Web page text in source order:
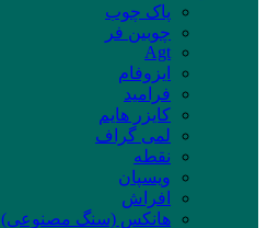
پاک چوب
چوبین فر
Agt
ایزوفام
فرامید
کایزر هایم
لمی گراف
نقطه
ویسپان
افراش
هانکس (سنگ مصنوعی)